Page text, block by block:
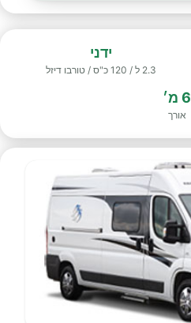
ידני
2.3 ל / 120 כ"ס / טורבו דיזל
6 מ׳
אורך